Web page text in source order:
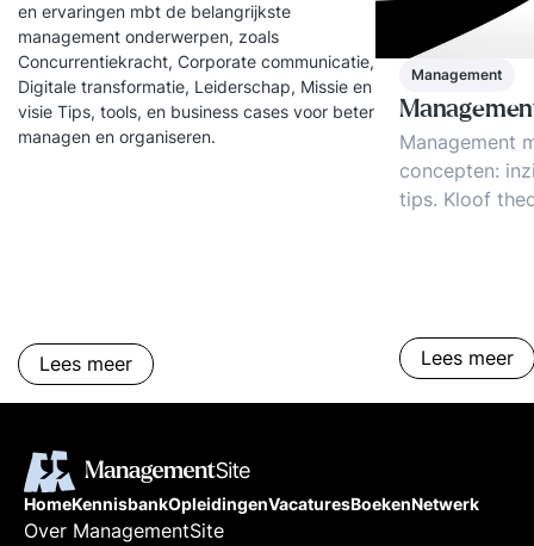
en ervaringen mbt de belangrijkste
management onderwerpen, zoals
Concurrentiekracht, Corporate communicatie,
Digitale transformatie, Leiderschap, Missie en
visie Tips, tools, en business cases voor beter
managen en organiseren.
Lees meer
Management
Management
concepten:
tips. Kloof
Lees meer
HomeKennisbankOpleidingenVacaturesBoekenNetwerk
Over ManagementSite